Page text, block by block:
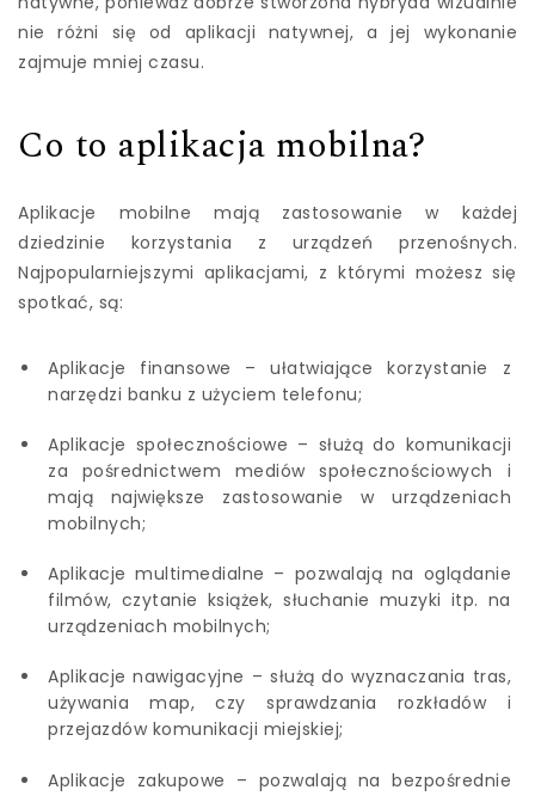
nie różni się od aplikacji natywnej, a jej wykonanie
zajmuje mniej czasu.
Co to aplikacja mobilna?
Aplikacje mobilne mają zastosowanie w każdej
dziedzinie korzystania z urządzeń przenośnych.
Najpopularniejszymi aplikacjami, z którymi możesz się
spotkać, są:
Aplikacje finansowe – ułatwiające korzystanie z
narzędzi banku z użyciem telefonu;
Aplikacje społecznościowe – służą do komunikacji
za pośrednictwem mediów społecznościowych i
mają największe zastosowanie w urządzeniach
mobilnych;
Aplikacje multimedialne – pozwalają na oglądanie
filmów, czytanie książek, słuchanie muzyki itp. na
urządzeniach mobilnych;
Aplikacje nawigacyjne – służą do wyznaczania tras,
używania map, czy sprawdzania rozkładów i
przejazdów komunikacji miejskiej;
Aplikacje zakupowe – pozwalają na bezpośrednie